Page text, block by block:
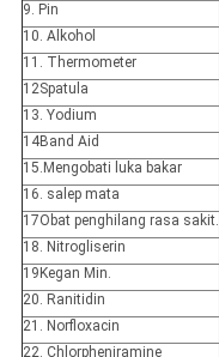
9. Pin
10. Alkohol
11. Thermometer
12Spatula
13. Yodium
14Band Aid
15.Mengobati luka bakar
16. salep mata
17Obat penghilang rasa sakit.
18. Nitrogliserin
19Kegan Min.
20. Ranitidin
21. Norfloxacin
22. Chlorpheniramine